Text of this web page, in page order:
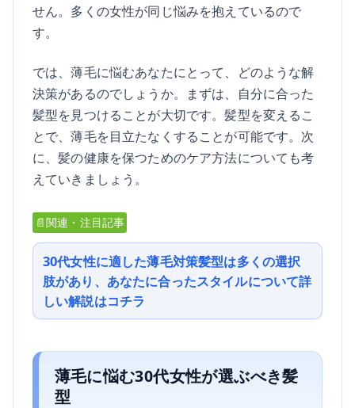
せん。多くの女性が同じ悩みを抱えているので
す。
では、薄毛に悩むあなたにとって、どのような解
決策があるのでしょうか。まずは、自分に合った
髪型を見つけることが大切です。髪型を変えるこ
とで、薄毛を目立たなくすることが可能です。次
に、髪の健康を保つためのケア方法についても考
えていきましょう。
📄関連・注目記事
30代女性に適した薄毛対策髪型は多くの選択
肢があり、あなたに合ったスタイルについて詳
しい解説はコチラ
薄毛に悩む30代女性が選ぶべき髪
型